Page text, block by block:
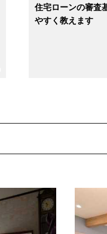
住宅ローンの審査
やすく教えます